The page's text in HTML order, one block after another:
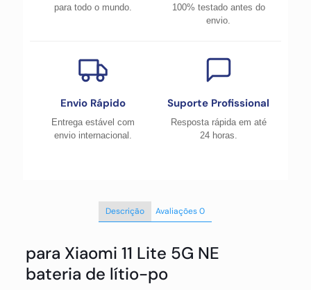
para todo o mundo.
100% testado antes do
envio.
Envio Rápido
Entrega estável com
envio internacional.
Suporte Profissional
Resposta rápida em até
24 horas.
Descrição Avaliações0
para Xiaomi 11 Lite 5G NE
bateria de lítio-po